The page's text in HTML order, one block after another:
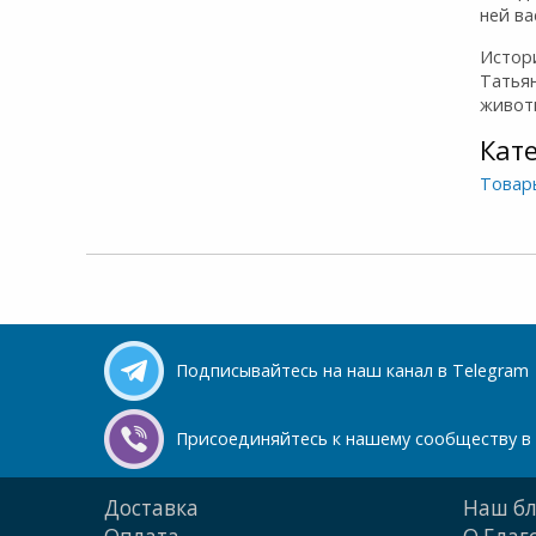
ней
Подписывайтесь на наш канал в Telegram
Присоединяйтесь к нашему сообществу в
Доставка
Наш